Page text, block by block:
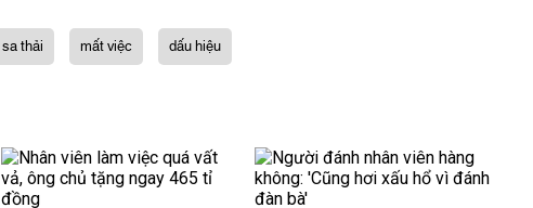
sa thải mất việc dấu hiệu